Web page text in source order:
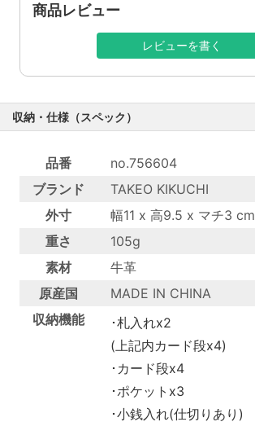
商品レビュー
レビューを書く
収納・仕様（スペック）
品番
no.756604
ブランド
TAKEO KIKUCHI
外寸
幅11 x 高9.5 x マチ3 cm
重さ
105g
素材
牛革
原産国
MADE IN CHINA
収納機能
･札入れx2
(上記内カード段x4)
･カード段x4
･ポケットx3
･小銭入れ(仕切りあり)